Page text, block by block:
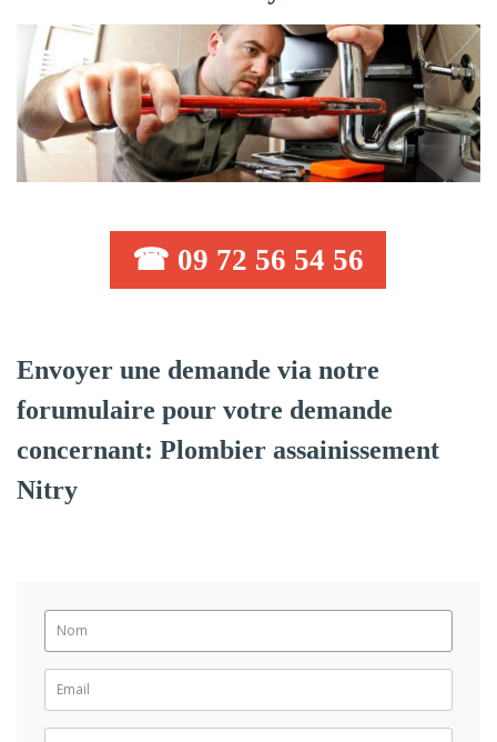
☎ 09 72 56 54 56
Envoyer une demande via notre
forumulaire pour votre demande
concernant: Plombier assainissement
Nitry